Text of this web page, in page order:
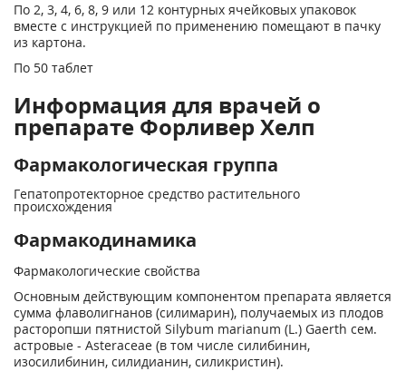
По 2, 3, 4, 6, 8, 9 или 12 контурных ячейковых упаковок
вместе с инструкцией по применению помещают в пачку
из картона.
По 50 таблет
Информация для врачей о
препарате Форливер Хелп
Фармакологическая группа
Гепатопротекторное средство растительного
происхождения
Фармакодинамика
Фармакологические свойства
Основным действующим компонентом препарата является
сумма флаволигнанов (силимарин), получаемых из плодов
расторопши пятнистой Silybum marianum (L.) Gaerth сем.
астровые - Asteraceae (в том числе силибинин,
изосилибинин, силидианин, силикристин).